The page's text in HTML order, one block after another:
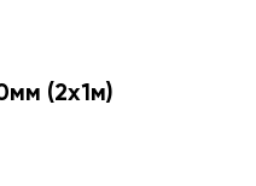
(2х1м)